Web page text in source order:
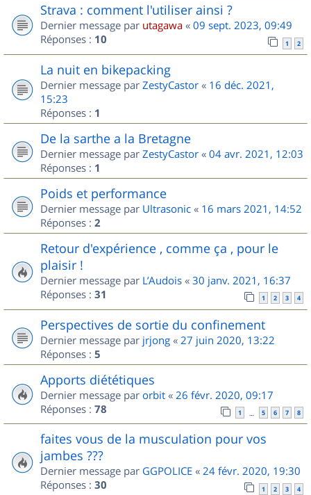
Strava : comment l'utiliser ainsi ?
Dernier message par utagawa « 09 sept. 2023, 09:49
Réponses : 10 1 2
La nuit en bikepacking
Dernier message par ZestyCastor « 16 déc. 2021,
15:23
Réponses : 1
De la sarthe a la Bretagne
Dernier message par ZestyCastor « 04 avr. 2021, 12:03
Réponses : 1
Poids et performance
Dernier message par Ultrasonic « 16 mars 2021, 14:52
Réponses : 2
Retour d'expérience , comme ça , pour le
plaisir !
Dernier message par L’Audois « 30 janv. 2021, 16:37
Réponses : 31 1 2 3 4
Perspectives de sortie du confinement
Dernier message par jrjong « 27 juin 2020, 13:22
Réponses : 5
Apports diététiques
Dernier message par orbit « 26 févr. 2020, 09:17
Réponses : 78 1 … 5 6 7 8
faites vous de la musculation pour vos
jambes ???
Dernier message par GGPOLICE « 24 févr. 2020, 19:30
Réponses : 30 1 2 3 4